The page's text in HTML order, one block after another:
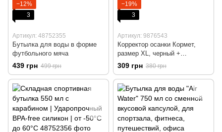
−12%
3
Артикул: 48752355
Бутылка для воды в форме
футбольного мяча
439 грн 499 грн
−19%
3
Артикул: 9876543
Корректор осанки Кормет,
размер XL, черный +
фиолетовый
309 грн 380 грн